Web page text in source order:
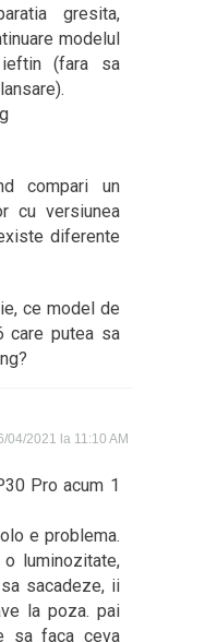
gresita,
modelul
(fara sa
compari un
cu versiunea
diferente
ce model de
care putea sa
04/2021 la 11:10 AM
Pro acum 1
e problema.
luminozitate,
sacadeze, ii
la poza. pai
sa faca ceva